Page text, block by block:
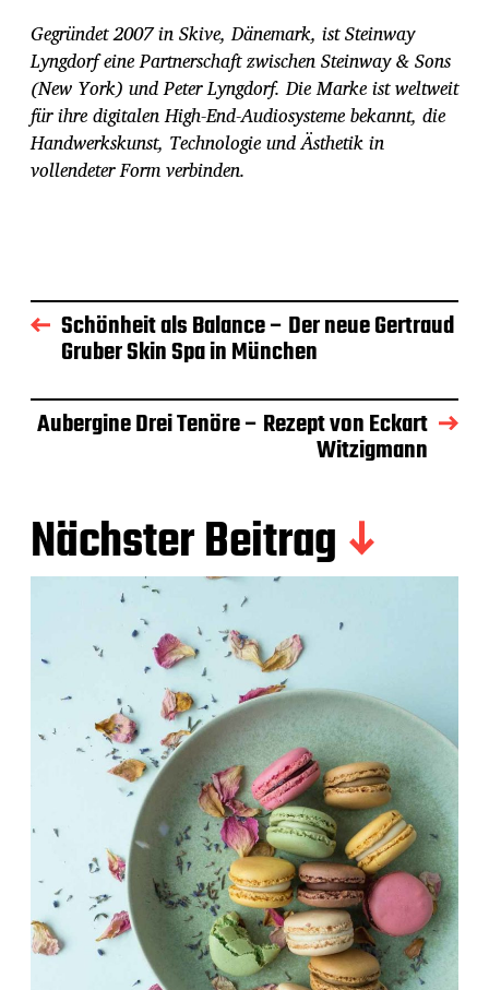
Gegründet 2007 in Skive, Dänemark, ist Steinway
Lyngdorf eine Partnerschaft zwischen Steinway & Sons
(New York) und Peter Lyngdorf. Die Marke ist weltweit
für ihre digitalen High-End-Audiosysteme bekannt, die
Handwerkskunst, Technologie und Ästhetik in
vollendeter Form verbinden.
Schönheit als Balance – Der neue Gertraud
Gruber Skin Spa in München
Aubergine Drei Tenöre – Rezept von Eckart
Witzigmann
Nächster Beitrag